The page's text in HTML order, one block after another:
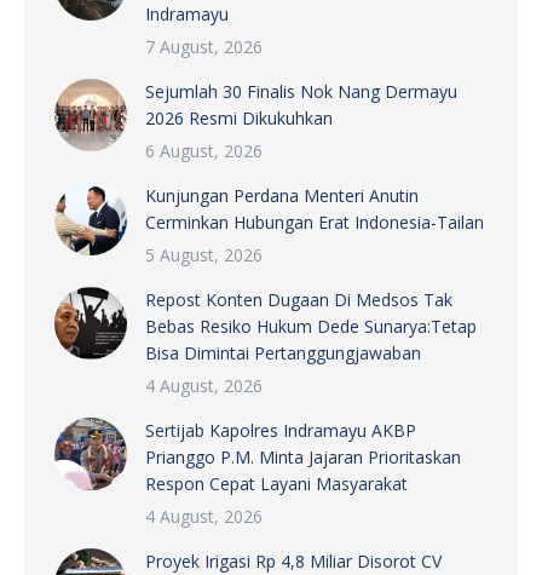
Indramayu
7 August, 2026
Sejumlah 30 Finalis Nok Nang Dermayu
2026 Resmi Dikukuhkan
6 August, 2026
Kunjungan Perdana Menteri Anutin
Cerminkan Hubungan Erat Indonesia-Tailan
5 August, 2026
Repost Konten Dugaan Di Medsos Tak
Bebas Resiko Hukum Dede Sunarya:Tetap
Bisa Dimintai Pertanggungjawaban
4 August, 2026
Sertijab Kapolres Indramayu AKBP
Prianggo P.M. Minta Jajaran Prioritaskan
Respon Cepat Layani Masyarakat
4 August, 2026
Proyek Irigasi Rp 4,8 Miliar Disorot CV